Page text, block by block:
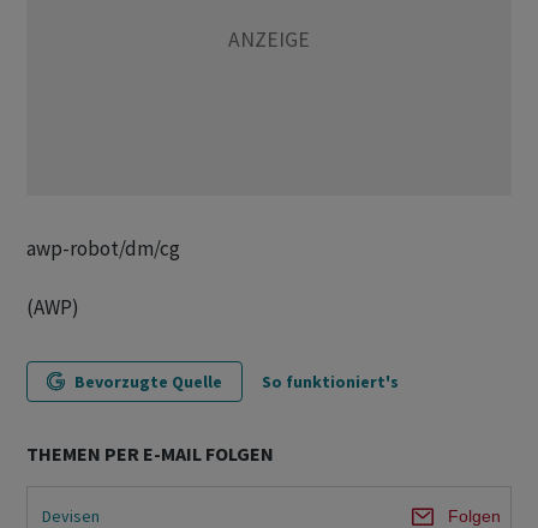
awp-robot/dm/cg
(AWP)
Bevorzugte Quelle So funktioniert's
THEMEN PER E-MAIL FOLGEN
Devisen Folgen